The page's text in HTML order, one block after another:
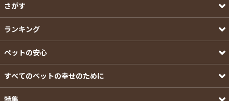
さがす
ランキング
ペットの安心
すべてのペットの幸せのために